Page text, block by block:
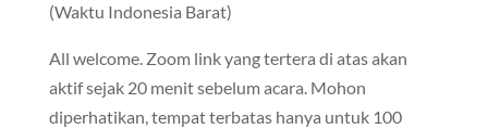
(Waktu Indonesia Barat)
All welcome. Zoom link yang tertera di atas akan
aktif sejak 20 menit sebelum acara. Mohon
diperhatikan, tempat terbatas hanya untuk 100